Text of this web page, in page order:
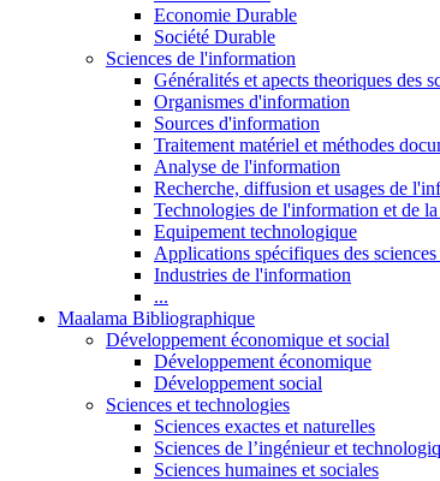
Economie Durable
Société Durable
Sciences de l'information
Généralités et apects theoriques des
Organismes d'information
Sources d'information
Traitement matériel et méthodes
Analyse de l'information
Recherche, diffusion et usages de
Technologies de l'information et de
Equipement technologique
Applications spécifiques des
Industries de l'information
...
Maalama Bibliographique
Développement économique et social
Développement économique
Développement social
Sciences et technologies
Sciences exactes et naturelles
Sciences de l’ingénieur et
Sciences humaines et sociales